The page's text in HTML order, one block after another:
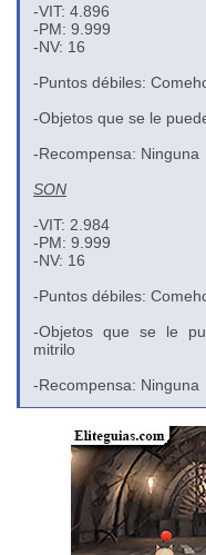
-VIT: 4.896
-PM: 9.999
-NV: 16
-Puntos débiles:
-Objetos que se le
-Recompensa: Ninguna
SON
-VIT: 2.984
-PM: 9.999
-NV: 16
-Puntos débiles:
-Objetos que se le
mitrilo
-Recompensa: Ninguna